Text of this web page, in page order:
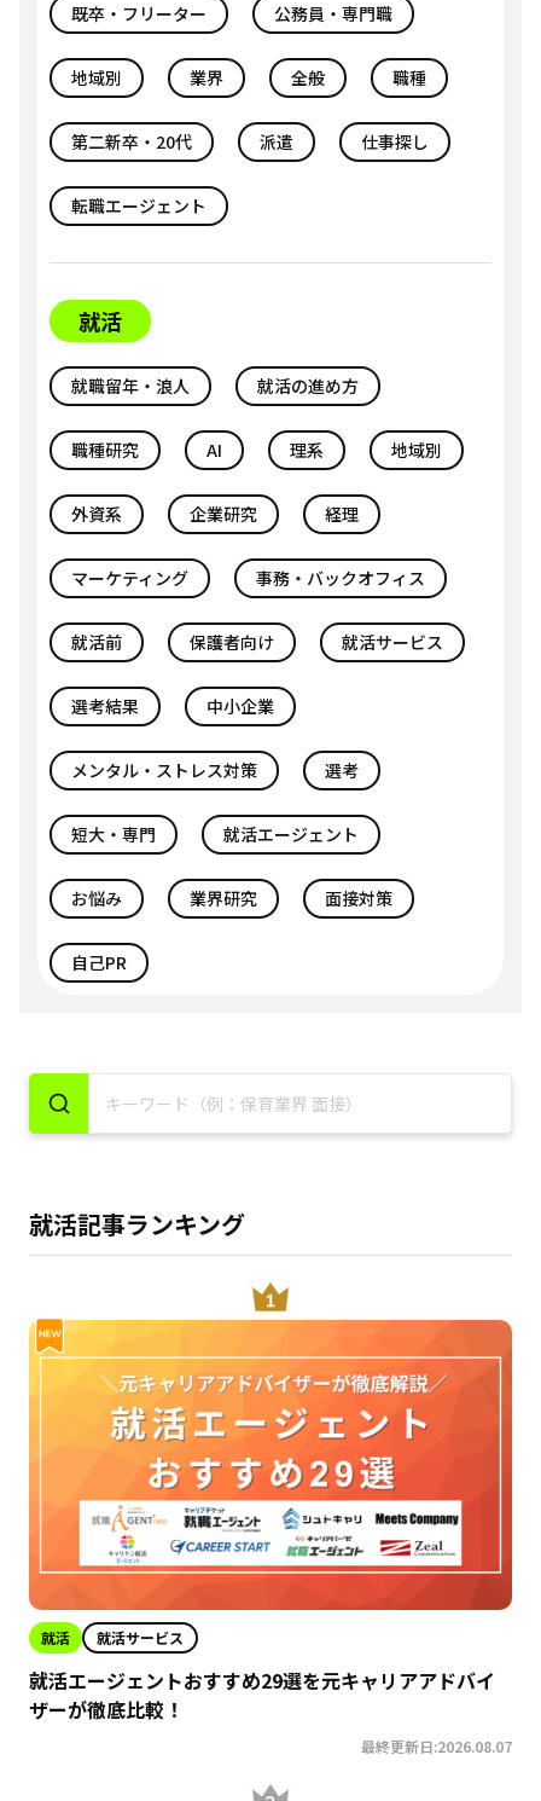
既卒・フリーター 公務員・専門職
地域別 業界 全般 職種
第二新卒・20代 派遣 仕事探し
転職エージェント
就活
就職留年・浪人 就活の進め方
職種研究 AI 理系 地域別
外資系 企業研究 経理
マーケティング 事務・バックオフィス
就活前 保護者向け 就活サービス
選考結果 中小企業
メンタル・ストレス対策 選考
短大・専門 就活エージェント
お悩み 業界研究 面接対策
自己PR
就活記事ランキング
就活 就活サービス
就活エージェントおすすめ29選を元キャリアアドバイ
ザーが徹底比較！
最終更新日:2026.08.07